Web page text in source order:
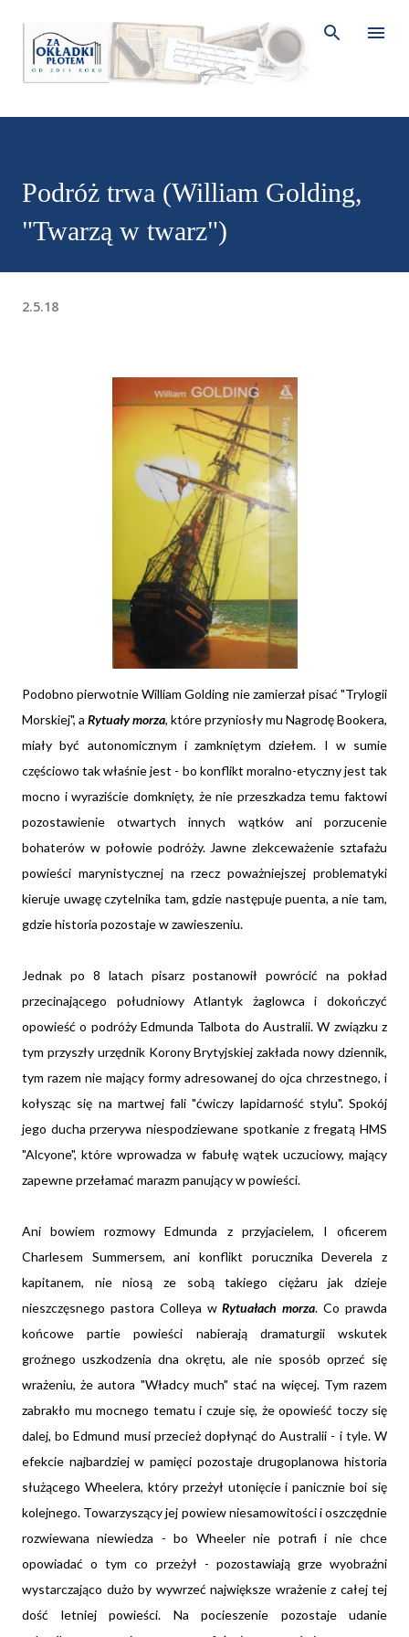
Przejdź do głównej zawartości
Podróż trwa (William Golding,
"Twarzą w twarz")
2.5.18
Podobno pierwotnie William Golding nie zamierzał pisać "Trylogii
Morskiej", a Rytuały morza, które przyniosły mu Nagrodę Bookera,
miały być autonomicznym i zamkniętym dziełem. I w sumie
częściowo tak właśnie jest - bo konflikt moralno-etyczny jest tak
mocno i wyraziście domknięty, że nie przeszkadza temu faktowi
pozostawienie otwartych innych wątków ani porzucenie
bohaterów w połowie podróży. Jawne zlekceważenie sztafażu
powieści marynistycznej na rzecz poważniejszej problematyki
kieruje uwagę czytelnika tam, gdzie następuje puenta, a nie tam,
gdzie historia pozostaje w zawieszeniu.
Jednak po 8 latach pisarz postanowił powrócić na pokład
przecinającego południowy Atlantyk żaglowca i dokończyć
opowieść o podróży Edmunda Talbota do Australii. W związku z
tym przyszły urzędnik Korony Brytyjskiej zakłada nowy dziennik,
tym razem nie mający formy adresowanej do ojca chrzestnego, i
kołysząc się na martwej fali "ćwiczy lapidarność stylu". Spokój
jego ducha przerywa niespodziewane spotkanie z fregatą HMS
"Alcyone", które wprowadza w fabułę wątek uczuciowy, mający
zapewne przełamać marazm panujący w powieści.
Ani bowiem rozmowy Edmunda z przyjacielem, I oficerem
Charlesem Summersem, ani konflikt porucznika Deverela z
kapitanem, nie niosą ze sobą takiego ciężaru jak dzieje
nieszczęsnego pastora Colleya wRytuałach morza. Co prawda
końcowe partie powieści nabierają dramaturgii wskutek
groźnego uszkodzenia dna okrętu, ale nie sposób oprzeć się
wrażeniu, że autora "Władcy much" stać na więcej. Tym razem
zabrakło mu mocnego tematu i czuje się, że opowieść toczy się
dalej, bo Edmund musi przecież dopłynąć do Australii - i tyle. W
efekcie najbardziej w pamięci pozostaje drugoplanowa historia
służącego Wheelera, który przeżył utonięcie i panicznie boi się
kolejnego. Towarzyszący jej powiew niesamowitości i oszczędnie
rozwiewana niewiedza - bo Wheeler nie potrafi i nie chce
opowiadać o tym co przeżył - pozostawiają grze wyobraźni
wystarczająco dużo by wywrzeć największe wrażenie z całej tej
dość letniej powieści. Na pocieszenie pozostaje udanie